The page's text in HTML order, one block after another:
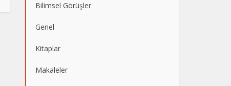
Bilimsel Görüşler
Genel
Kitaplar
Makaleler